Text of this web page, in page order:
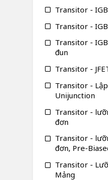
Transitor -
Transitor -
Transitor -
đun
Transitor -
Transitor -
Unijunction
Transitor -
đơn
Transitor -
đơn, Pre-
Transitor -
Mảng